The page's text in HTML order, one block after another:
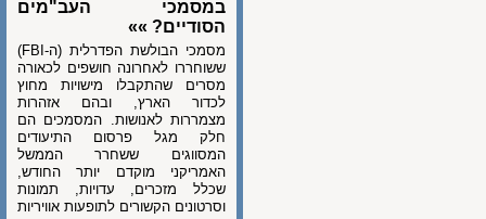
במסמכי העב"מים
הסודיים? »»
ששוחררו לאחרונה חושפים לכאורה
מסרים שהתקבלו מישויות מחוץ
לכדור הארץ, ובהם אזהרות
מצמררות לאנושות. המסמכים הם
חלק מגל פרסום התיעודים
המסווגים ששחרר הממשל
האמריקני מוקדם יותר החודש,
שכלל מזכרים, עדויות, תמונות
וסרטונים הקשורים לתופעות אוויריות